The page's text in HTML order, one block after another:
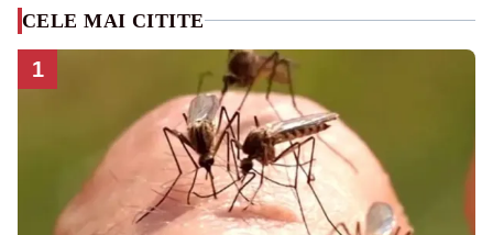
CELE MAI CITITE
1